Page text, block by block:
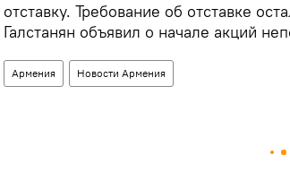
отставку. Требование об отставке
Галстанян объявил о начале акций
Армения Новости Армения